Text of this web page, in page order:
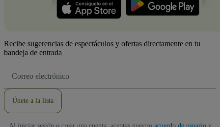
Recibe sugerencias de espectáculos y ofertas directamente en tu
bandeja de entrada
de
Únete a la lista